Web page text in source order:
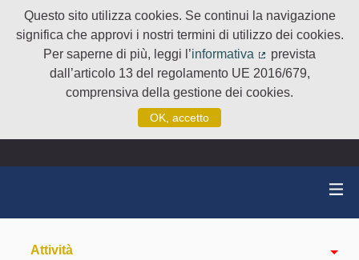
Questo sito utilizza cookies. Se continui la navigazione
significa che approvi i nostri termini di utilizzo dei cookies.
Per saperne di più, leggi l’informativa
(Collegamento
prevista
dall’articolo 13 del regolamento UE 2016/679,
comprensiva della gestione dei cookies.
OK, accetto
Attività